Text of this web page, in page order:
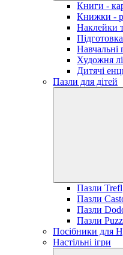
Книги -
Книжки -
Наклейки
Навчальні
Художня
Дитячі
Пазли для дітей
Пазли Trefl
Пазли
Пазли
Пазли
Посібники для
Настільні ігри